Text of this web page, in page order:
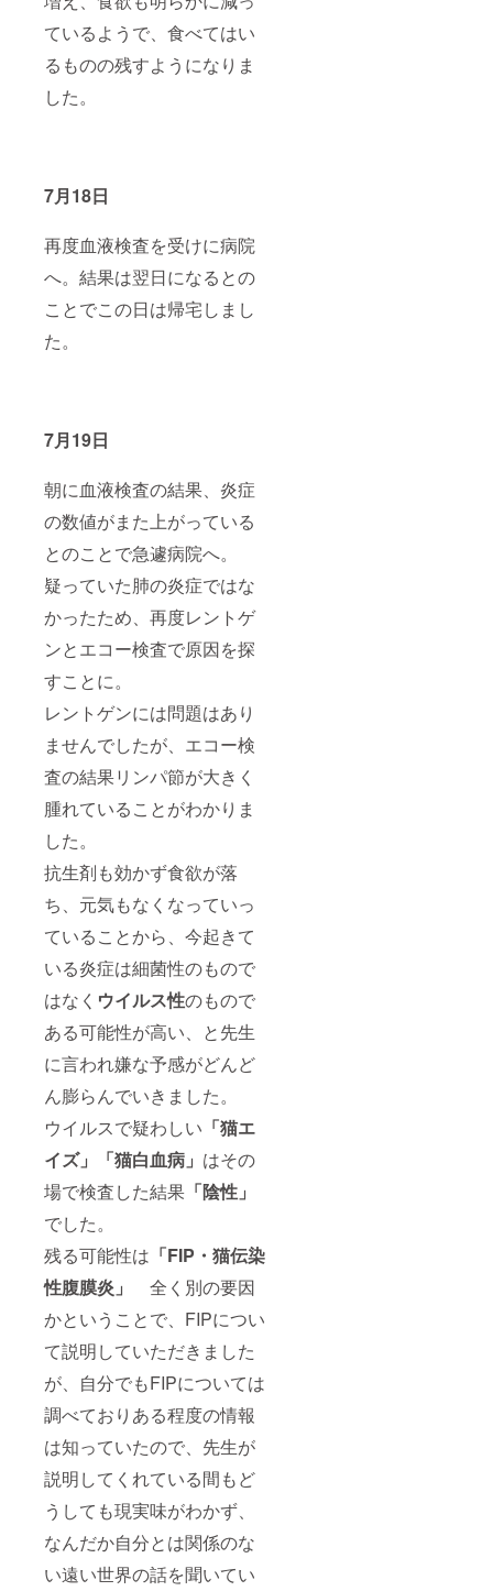
ているようで、食べてはい
るものの残すようになりま
した。
7月18日
再度血液検査を受けに病院
へ。結果は翌日になるとの
ことでこの日は帰宅しまし
た。
7月19日
朝に血液検査の結果、炎症
の数値がまた上がっている
とのことで急遽病院へ。
疑っていた肺の炎症ではな
かったため、再度レントゲ
ンとエコー検査で原因を探
すことに。
レントゲンには問題はあり
ませんでしたが、エコー検
査の結果リンパ節が大きく
腫れていることがわかりま
した。
抗生剤も効かず食欲が落
ち、元気もなくなっていっ
ていることから、今起きて
いる炎症は細菌性のもので
はなく ウイルス性のもので
ある可能性が高い、と先生
に言われ嫌な予感がどんど
ん膨らんでいきました。
ウイルスで疑わしい 「猫エ
イズ」「猫白血病」 はその
場で検査した結果 「陰性」
でした。
残る可能性は 「FIP・猫伝染
性腹膜炎」
全く別の要因
かということで、FIPについ
て説明していただきました
が、自分でもFIPについては
調べておりある程度の情報
は知っていたので、先生が
説明してくれている間もど
うしても現実味がわかず、
なんだか自分とは関係のな
い遠い世界の話を聞いてい